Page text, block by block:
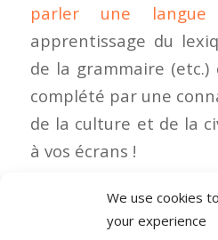
We use cookies
your experience
parler une langue
apprentissage du
de la grammaire (etc.)
complété par une
de la culture et de la
à vos écrans !
0